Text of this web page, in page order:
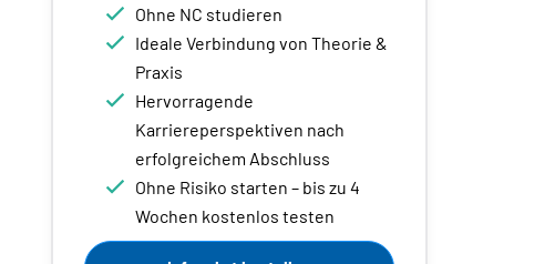
Ohne NC studieren
Ideale Verbindung von Theorie &
Praxis
Hervorragende
Karriereperspektiven nach
erfolgreichem Abschluss
Ohne Risiko starten – bis zu 4
Wochen kostenlos testen